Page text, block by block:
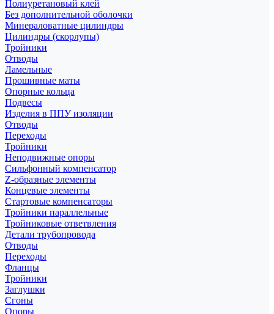
Полиуретановый клей
Без дополнительной оболочки
Минераловатные цилиндры
Цилиндры (скорлупы)
Тройники
Отводы
Ламельные
Прошивные маты
Опорные кольца
Подвесы
Изделия в ППУ изоляции
Отводы
Переходы
Тройники
Неподвижные опоры
Cильфонный компенсатор
Z-образные элементы
Концевые элементы
Стартовые компенсаторы
Тройники параллельные
Тройниковые ответвления
Детали трубопровода
Отводы
Переходы
Фланцы
Тройники
Заглушки
Сгоны
Опоры